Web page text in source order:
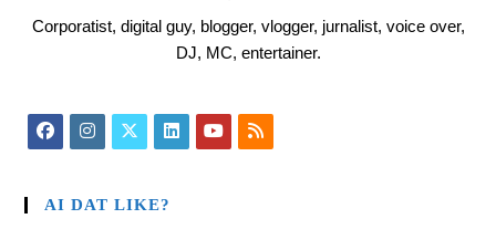
Corporatist, digital guy, blogger, vlogger, jurnalist, voice over,
DJ, MC, entertainer.
AI DAT LIKE?